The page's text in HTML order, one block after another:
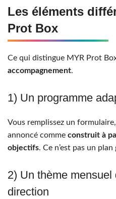
Les éléments
Prot Box
Ce qui distingue MYR Prot
accompagnement.
1) Un programme
Vous remplissez un
annoncé comme construit à
objectifs. Ce n’est pas un
2) Un thème mensuel
direction